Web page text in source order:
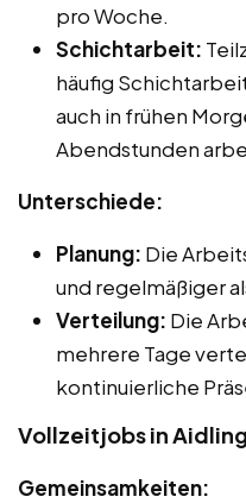
pro Woche.
Schichtarbeit:
häufig
auch in frühen
Abendstunden
Unterschiede:
Planung: Die
und regelmäßiger
Verteilung: Die
mehrere Tage
kontinuierliche
Vollzeitjobs in
Gemeinsamkeiten: